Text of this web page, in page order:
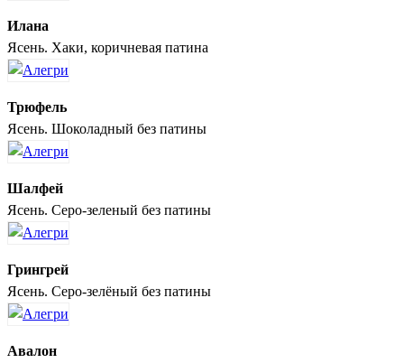
Илана
Ясень. Хаки, коричневая патина
Трюфель
Ясень. Шоколадный без патины
Шалфей
Ясень. Серо-зеленый без патины
Грингрей
Ясень. Серо-зелёный без патины
Авалон